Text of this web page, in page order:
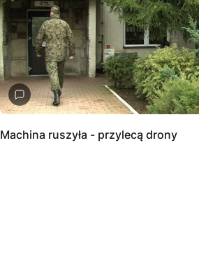
Machina ruszyła - przylecą drony